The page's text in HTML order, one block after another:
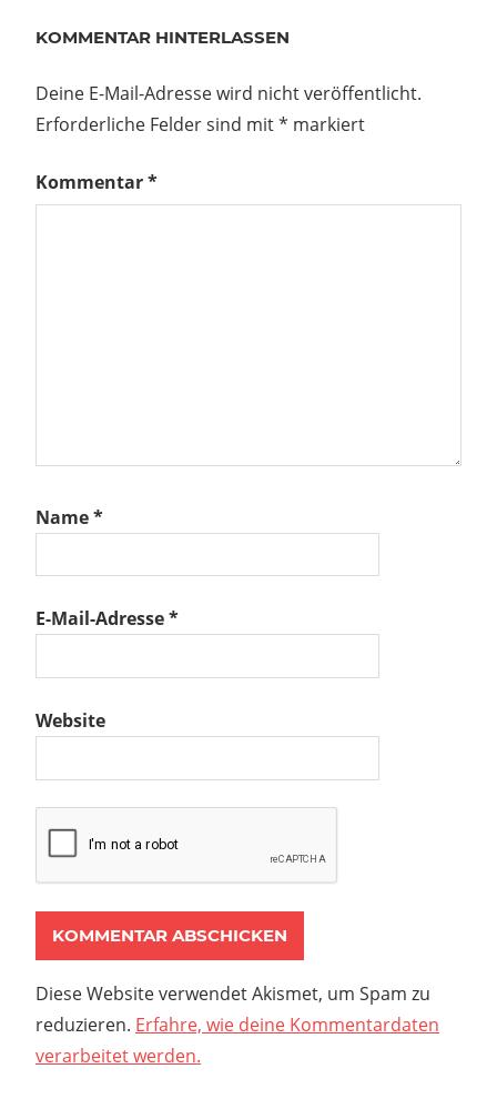
KOMMENTAR HINTERLASSEN
Deine E-Mail-Adresse wird nicht veröffentlicht.
Erforderliche Felder sind mit* markiert
Kommentar*
Name*
E-Mail-Adresse*
Website
Diese Website verwendet Akismet, um Spam zu
reduzieren. Erfahre, wie deine Kommentardaten
verarbeitet werden.